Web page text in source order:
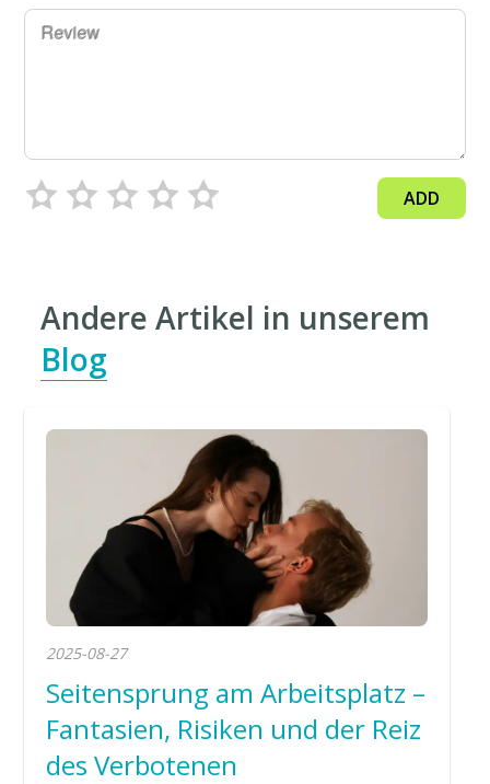
Review
ADD
Andere Artikel in unserem
Blog
2025-08-27
Seitensprung am Arbeitsplatz –
Fantasien, Risiken und der Reiz
des Verbotenen